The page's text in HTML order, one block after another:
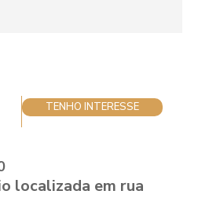
TENHO INTERESSE
localizada em rua